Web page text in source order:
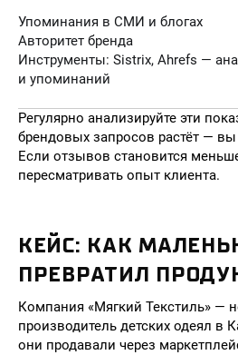
Упоминания в СМИ и блогах
Авторитет бренда
Инструменты: Sistrix, Ahrefs —
и упоминаний
Регулярно анализируйте эти
брендовых запросов растёт —
Если отзывов становится
пересматривать опыт клиента.
КЕЙС: КАК
ПРЕВРАТИЛ
Компания «Мягкий Текстиль» —
производитель детских одеял в
они продавали через